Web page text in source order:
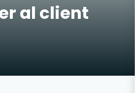
al client